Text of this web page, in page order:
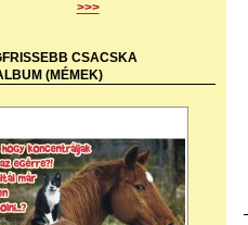
>>>
CSACSKA
(MÉMEK)